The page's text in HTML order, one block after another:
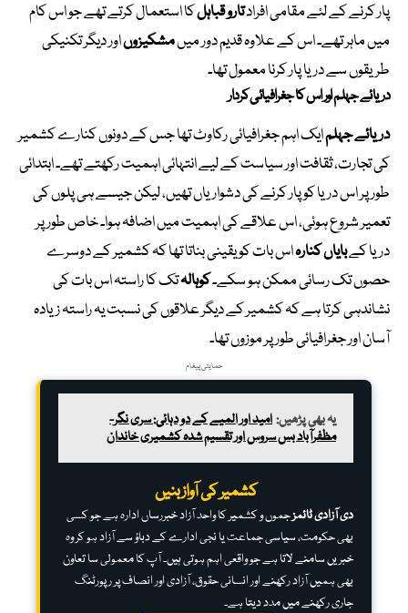
پار کرنے کے لئے مقامی افرادتارو قباہلکا استعمال کرتے تھے جو اس کام
میں ماہر تھے۔ اس کے علاوہ قدیم دور میںمشکیزوںاور دیگر تکنیکی
طریقوں سے دریا پار کرنا معمول تھا۔
دریائے جہلم اور اس کا جغرافیائی کردار
دریائے جہلمایک اہم جغرافیائی رکاوٹ تھا جس کے دونوں کنارے کشمیر
کی تجارت، ثقافت اور سیاست کے لیے انتہائی اہمیت رکھتے تھے۔ ابتدائی
طور پر اس دریا کو پار کرنے کی دشواریاں تھیں، لیکن جیسے ہی پلوں کی
تعمیر شروع ہوئی، اس علاقے کی اہمیت میں اضافہ ہوا۔ خاص طور پر
دریا کےبایاں کنارہاس بات کو یقینی بناتا تھا کہ کشمیر کے دوسرے
حصوں تک رسائی ممکن ہو سکے۔کوہالہتک کا راستہ اس بات کی
نشاندہی کرتا ہے کہ کشمیر کے دیگر علاقوں کی نسبت یہ راستہ زیادہ
آسان اور جغرافیائی طور پر موزوں تھا۔
حمایتی پیغام
یہ بھی پڑھیں:امید اور المیے کے دو دہائی: سری نگر-
مظفرآباد بس سروس اور تقسیم شدہ کشمیری خاندان
کشمیر کی آواز بنیں
دی آزادی ٹائمزجموں و کشمیر کا واحد آزاد خبررساں ادارہ ہے جو کسی
بھی حکومت، سیاسی جماعت یا نجی ادارے کے دباؤ سے آزاد ہو کر وہ
خبریں سامنے لاتا ہے جو واقعی اہم ہوتی ہیں۔ آپ کا معمولی سا تعاون
بھی ہمیں آزاد رکھنے اور انسانی حقوق، آزادی اور انصاف پر رپورٹنگ
جاری رکھنے میں مدد دیتا ہے۔